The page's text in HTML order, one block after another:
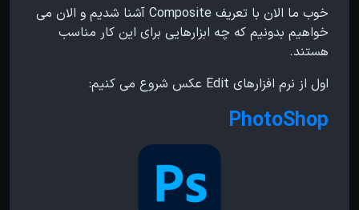
خوب ما الان با تعریف Composite آشنا شدیم و الان می
خواهیم بدونیم که چه ابزارهایی برای این کار مناسب
هستند.
اول از نرم افزارهای Edit عکس شروع می کنیم:
PhotoShop